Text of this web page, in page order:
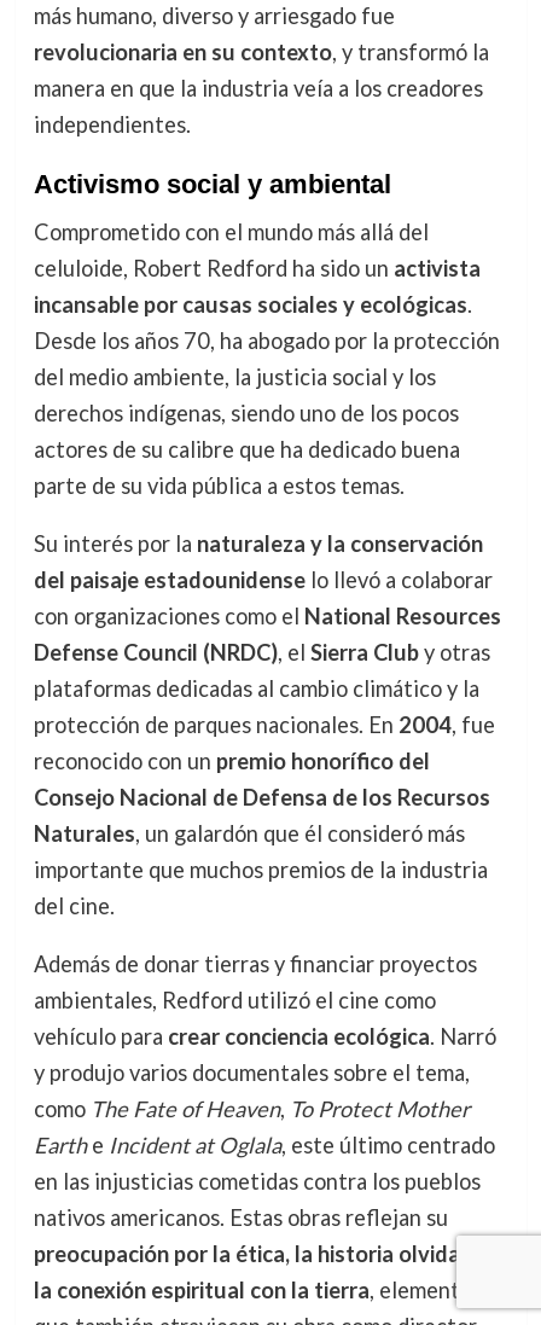
más humano, diverso y arriesgado fue
revolucionaria en su contexto, y transformó la
manera en que la industria veía a los creadores
independientes.
Activismo social y ambiental
Comprometido con el mundo más allá del
celuloide, Robert Redford ha sido un activista
incansable por causas sociales y ecológicas.
Desde los años 70, ha abogado por la protección
del medio ambiente, la justicia social y los
derechos indígenas, siendo uno de los pocos
actores de su calibre que ha dedicado buena
parte de su vida pública a estos temas.
Su interés por la naturaleza y la conservación
del paisaje estadounidenselo llevó a colaborar
con organizaciones como el National Resources
Defense Council (NRDC), el Sierra Cluby otras
plataformas dedicadas al cambio climático y la
protección de parques nacionales. En 2004, fue
reconocido con un premio honorífico del
Consejo Nacional de Defensa de los Recursos
Naturales, un galardón que él consideró más
importante que muchos premios de la industria
del cine.
Además de donar tierras y financiar proyectos
ambientales, Redford utilizó el cine como
vehículo para crear conciencia ecológica. Narró
y produjo varios documentales sobre el tema,
como The Fate of Heaven, To Protect Mother
Earthe Incident at Oglala, este último centrado
en las injusticias cometidas contra los pueblos
nativos americanos. Estas obras reflejan su
preocupación por la ética, la historia olvidada y
la conexión espiritual con la tierra, elementos